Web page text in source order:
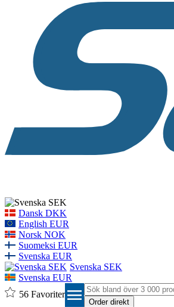
Dansk DKK
English EUR
Norsk NOK
Suomeksi EUR
Svenska EUR
Svenska SEK
Svenska EUR
56 Favoriter menu